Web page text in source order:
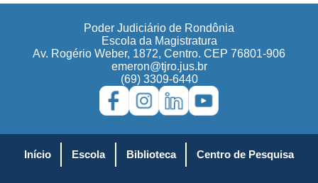
Poder Judiciário de Rondônia
Escola da Magistratura
Av. Rogério Weber, 1872, Centro. CEP 76801-906
emeron@tjro.jus.br
(69) 3309-6440
Início Escola Biblioteca Centro de Pesquisa